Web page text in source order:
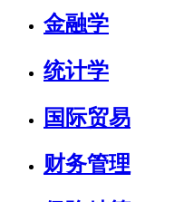
金融学
统计学
国际贸易
财务管理